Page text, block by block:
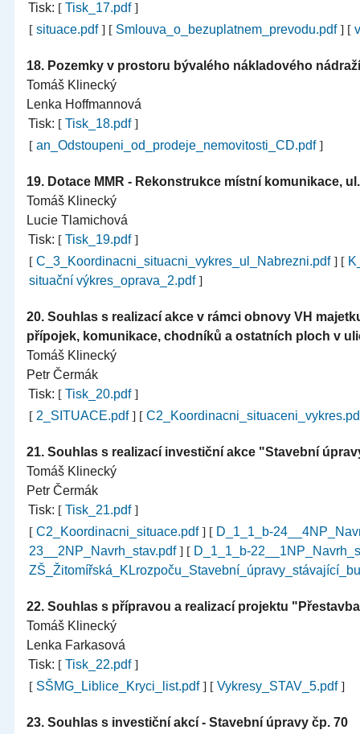
Tisk: [ Tisk_17.pdf]
[ situace.pdf] [ Smlouva_o_bezuplatnem_prevodu.pdf] [
18. Pozemky v prostoru bývalého nákladového nádraží
Tomáš Klinecký
Lenka Hoffmannová
Tisk: [ Tisk_18.pdf]
[ an_Odstoupeni_od_prodeje_nemovitosti_CD.pdf]
19. Dotace MMR - Rekonstrukce místní komunikace,
Tomáš Klinecký
Lucie Tlamichová
Tisk: [ Tisk_19.pdf]
[ C_3_Koordinacni_situacni_vykres_ul_Nabrezni.pdf] [
situační výkres_oprava_2.pdf]
20. Souhlas s realizací akce v rámci obnovy VH
přípojek, komunikace, chodníků a ostatních ploch v
Tomáš Klinecký
Petr Čermák
Tisk: [ Tisk_20.pdf]
[ 2_SITUACE.pdf] [
21. Souhlas s realizací investiční akce "Stavební
Tomáš Klinecký
Petr Čermák
Tisk: [ Tisk_21.pdf]
[ C2_Koordinacni_situace.pdf] [ D_1_1_b-
23__2NP_Navrh_stav.pdf] [ D_1_1_b-
22. Souhlas s přípravou a realizací projektu
Tomáš Klinecký
Lenka Farkasová
Tisk: [ Tisk_22.pdf]
[ SŠMG_Liblice_Kryci_list.pdf] [ Vykresy_STAV_5.pdf]
23. Souhlas s investiční akcí - Stavební úpravy čp. 70